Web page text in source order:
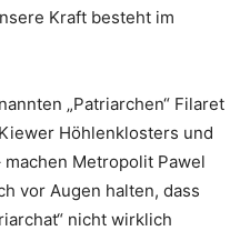
Kraft besteht im
„Patriarchen“ Filaret
Höhlenklosters und
machen Metropolit Pawel
vor Augen halten, dass
nicht wirklich